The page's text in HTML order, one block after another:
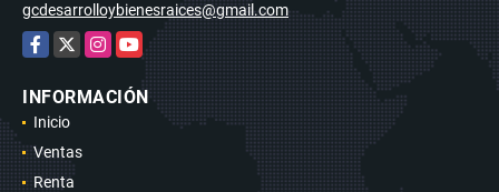
gcdesarrolloybienesraices@gmail.com
Facebook
X Instagram
YouTube
INFORMACIÓN
Inicio
Ventas
Renta